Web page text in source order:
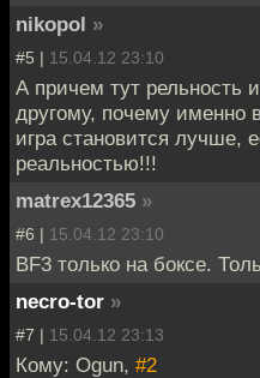
nikopol »
#5 | 15.04.12 23:10
А причем тут рельность
другому, почему именно
игра становится лучше,
реальностью!!!
matrex12365 »
#6 | 15.04.12 23:10
BF3 только на боксе.
necro-tor »
#7 | 15.04.12 23:13
Кому: Ogun, #2